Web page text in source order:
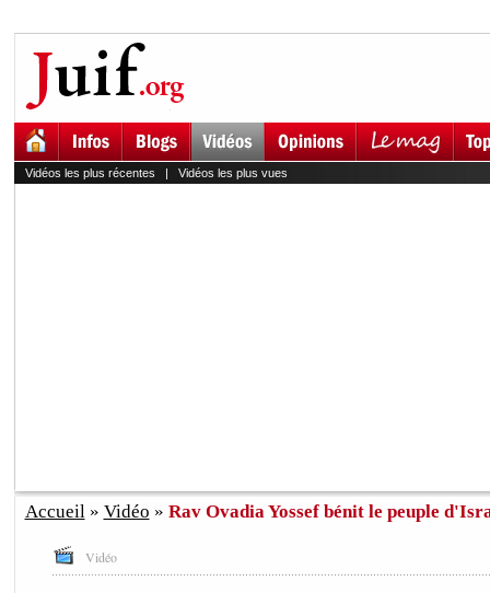
Vidéos les plus récentes | Vidéos les plus vues
Accueil» Vidéo » Rav Ovadia Yossef bénit le peuple
Vidéo